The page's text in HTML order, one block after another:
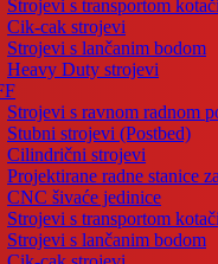
Strojevi s transportom
Cik-cak strojevi
Strojevi s lančanim bodom
Heavy Duty strojevi
Strojevi s ravnom radnom
Stubni strojevi (Postbed)
Cilindrični strojevi
Projektirane radne stanice
CNC šivaće jedinice
Strojevi s transportom
Strojevi s lančanim bodom